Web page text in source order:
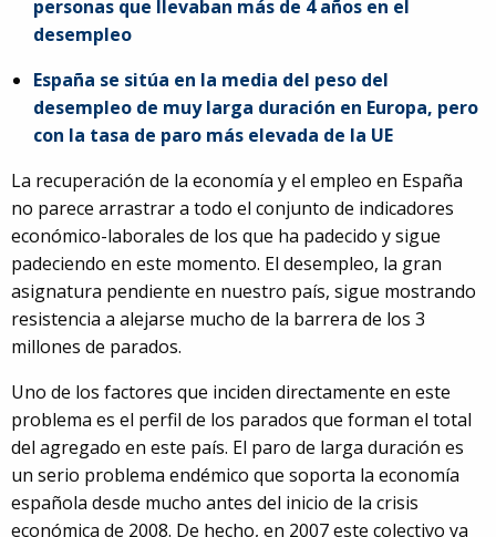
personas que llevaban más de 4 años en el
desempleo
España se sitúa en la media del peso del
desempleo de muy larga duración en Europa, pero
con la tasa de paro más elevada de la UE
La recuperación de la economía y el empleo en España
no parece arrastrar a todo el conjunto de indicadores
económico-laborales de los que ha padecido y sigue
padeciendo en este momento. El desempleo, la gran
asignatura pendiente en nuestro país, sigue mostrando
resistencia a alejarse mucho de la barrera de los 3
millones de parados.
Uno de los factores que inciden directamente en este
problema es el perfil de los parados que forman el total
del agregado en este país. El paro de larga duración es
un serio problema endémico que soporta la economía
española desde mucho antes del inicio de la crisis
económica de 2008. De hecho, en 2007 este colectivo ya